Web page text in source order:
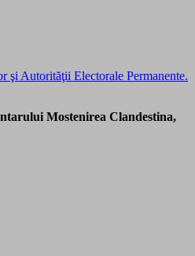
şi Autorităţii Electorale Permanente.
Mostenirea Clandestina,